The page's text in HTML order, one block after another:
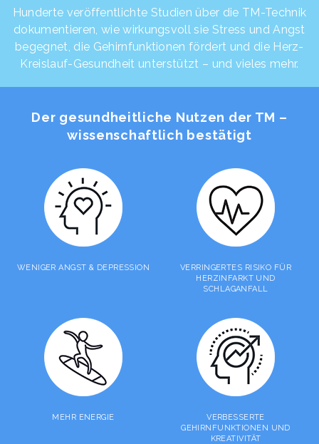
Hunderte veröffentlichte Studien über die TM-Technik
dokumentieren, wie wirkungsvoll sie Stress und Angst
begegnet, die Gehirnfunktionen fördert und die Herz-
Kreislauf-Gesundheit unterstützt – und vieles mehr.
Der gesundheitliche Nutzen der TM –
wissenschaftlich bestätigt
WENIGER ANGST & DEPRESSION
VERRINGERTES RISIKO FÜR
HERZINFARKT UND
SCHLAGANFALL
MEHR ENERGIE
VERBESSERTE
GEHIRNFUNKTIONEN UND
KREATIVITÄT